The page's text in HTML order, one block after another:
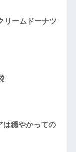
リームドーナツ
は穏やかっての